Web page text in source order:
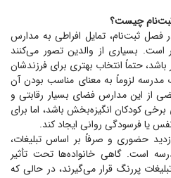
ثبت‌نام چیست؟
فصل ثبت‌نام، تمایل افراطی به مدارس
است. بسیاری از والدین تصور می‌کنند
حتماً انتخاب بهتری برای فرزندشان
لزوماً به معنای مناسب بودن آن
از این مدارس فضای بسیار رقابتی و
کودکان انگیزه‌بخش باشد، اما برای
یا فرسودگی روانی ایجاد کند.
حضوری و صرفاً بر اساس تبلیغات،
است. گاهی خانواده‌ها تحت تأثیر
پررنگ قرار می‌گیرند، در حالی که